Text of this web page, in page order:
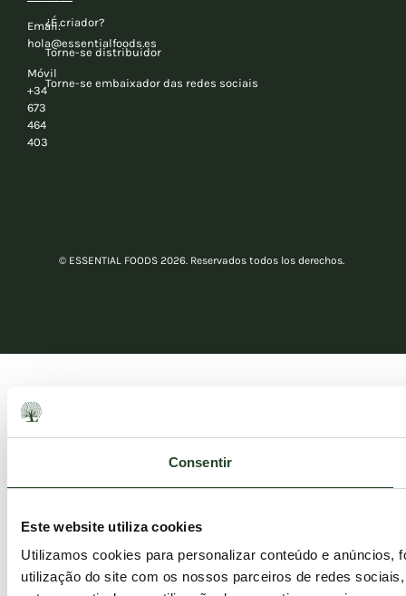
Consentir
Este website utiliza cookies
Utilizamos cookies para personalizar conteúdo e anúncios,
utilização do site com os nossos parceiros de redes
Email:
hola@essentialfoods.es
Móvil
+34
673
464
403
¿É criador?
Torne-se distribuidor
Torne-se embaixador das redes sociais
© ESSENTIAL FOODS 2026. Reservados todos los derechos.